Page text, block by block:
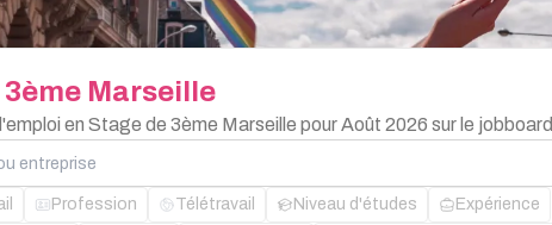
3ème Marseille
en Stage de 3ème Marseille pour Août 2026 sur le jobboard
Profession Télétravail Niveau d'études Expérience